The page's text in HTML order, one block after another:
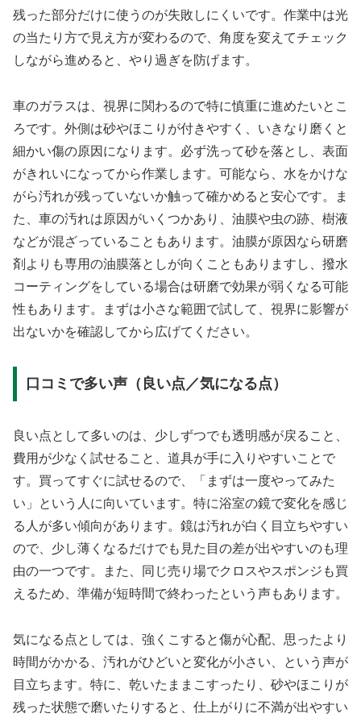
残った部分だけに使うのが失敗しにくいです。作業中は光
の当たり方で見え方が変わるので、角度を変えてチェック
しながら進めると、やり過ぎを防げます。
車のガラスは、視界に関わるので特に慎重に進めたいとこ
ろです。外側は砂やほこりが付きやすく、いきなり磨くと
細かい傷の原因になります。必ず洗って砂を落とし、表面
がきれいになってから作業します。可能なら、水をかけな
がら汚れが残っていないか触って確かめると安心です。ま
た、車の汚れは原因がいくつかあり、油膜や虫の跡、樹液
などが混ざっていることもあります。油膜が原因なら研磨
剤よりも専用の油膜落としが向くこともありますし、撥水
コーティングをしている場合は研磨で効果が弱くなる可能
性もあります。まずは小さな範囲で試して、視界に影響が
出ないかを確認してから広げてください。
口コミで多い声（良い点／気になる点）
良い点として多いのは、少しずつでも透明感が戻ること、
費用が少なく試せること、道具が手に入りやすいことで
す。買ってすぐに試せるので、「まずは一度やってみた
い」という人に向いています。特に浴室の鏡で変化を感じ
る人が多い傾向があります。鏡は汚れが白く目立ちやすい
ので、少し薄くなるだけでも見た目の差が出やすいのも理
由の一つです。また、同じ売り場でクロスやスポンジも買
えるため、準備が短時間で終わったという声もあります。
気になる点としては、強くこすると傷が心配、思ったより
時間がかかる、汚れがひどいと変化が小さい、という声が
目立ちます。特に、乾いたままこすったり、砂やほこりが
残った状態で磨いたりすると、仕上がりに不満が出やすい